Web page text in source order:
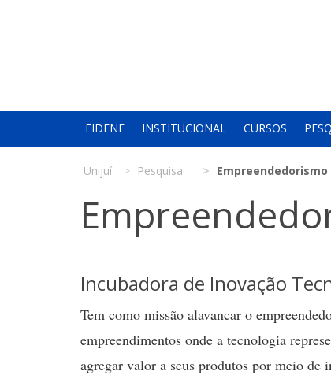
FIDENE INSTITUCIONAL CURSOS
Unijuí Pesquisa Empreendedorismo
Incubadora de Inovação
Tem como missão alavancar o
empreendimentos onde a tecnologia
agregar valor a seus produtos por meio de